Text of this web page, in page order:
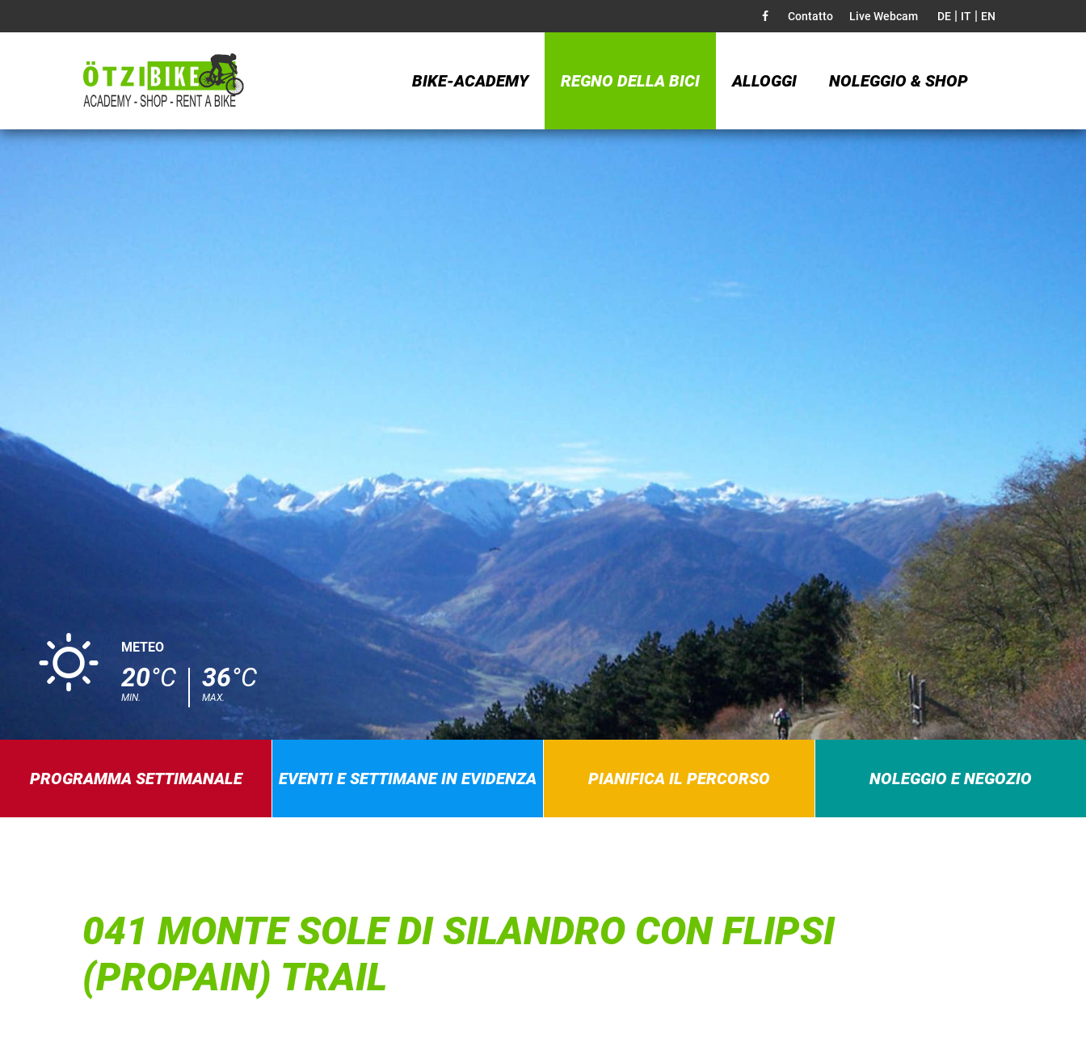
Contatto Live Webcam DE | IT | EN
BIKE-ACADEMY REGNO DELLA BICI ALLOGGI NOLEGGIO & SHOP
B METEO
20°C
MIN.
36°C
MAX.
PROGRAMMA SETTIMANALE EVENTI E SETTIMANE IN EVIDENZA PIANIFICA IL PERCORSO NOLEGGIO E NEGOZIO
041 MONTE SOLE DI SILANDRO CON FLIPSI
(PROPAIN) TRAIL